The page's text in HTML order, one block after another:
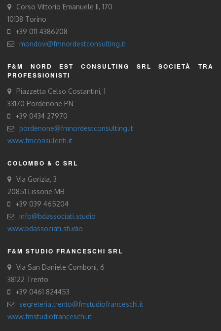
Corso Vittorio Emanuele II, 170
10138 Torino
+39 011 4386208
mondovi@fmnordestconsulting.it
F&M NORD EST CONSULTING SRL SOCIETÀ TRA
PROFESSIONISTI
Piazzetta Celso Costantini, 1
33170 Pordenone PN
+39 0434 27970
pordenone@fmnordestconsulting.it
www.fmconsulenti.it
COLOMBO & C SRL
Via Gorizia, 3
20851 Lissone MB
+39 039 465204
info@bdassociati.studio
www.bdassociati.studio
F&M STUDIO FRANCESCHI SRL
Via San Daniele Comboni, 6
38122 Trento
+39 0461 824453
segreteria.trento@fmstudiofranceschi.it
www.fmstudiofranceschi.it